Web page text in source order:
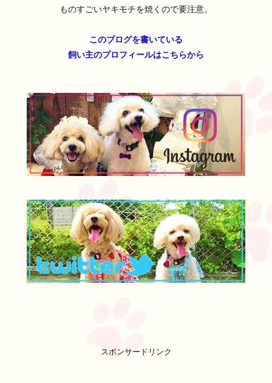
ものすごいヤキモチを焼くので要注意。
このブログを書いている
飼い主のプロフィールはこちらから
スポンサードリンク